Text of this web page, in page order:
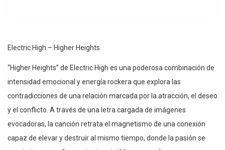
Electric High – Higher Heights
“Higher Heights” de Electric High es una poderosa combinación de
intensidad emocional y energía rockera que explora las
contradicciones de una relación marcada por la atracción, el deseo
y el conflicto. A través de una letra cargada de imágenes
evocadoras, la canción retrata el magnetismo de una conexión
capaz de elevar y destruir al mismo tiempo, donde la pasión se